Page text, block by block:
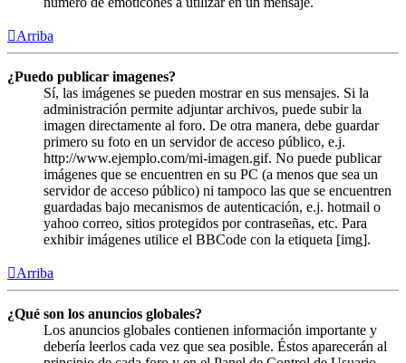
Arriba
¿Puedo publicar imagenes?
Sí, las imágenes se pueden mostrar en sus mensajes. Si la
administración permite adjuntar archivos, puede subir la
imagen directamente al foro. De otra manera, debe guardar
primero su foto en un servidor de acceso público, e.j.
http://www.ejemplo.com/mi-imagen.gif. No puede publicar
imágenes que se encuentren en su PC (a menos que sea un
servidor de acceso público) ni tampoco las que se encuentren
guardadas bajo mecanismos de autenticación, e.j. hotmail o
yahoo correo, sitios protegidos por contraseñas, etc. Para
exhibir imágenes utilice el BBCode con la etiqueta [img].
Arriba
¿Qué son los anuncios globales?
Los anuncios globales contienen información importante y
debería leerlos cada vez que sea posible. Éstos aparecerán al